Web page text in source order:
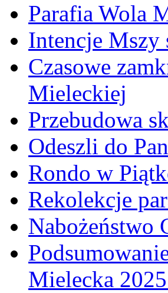
Parafia Wola
Intencje Mszy
Czasowe
Mieleckiej
Przebudowa
Odeszli do
Rondo w
Rekolekcje
Nabożeństwo
Mielecka